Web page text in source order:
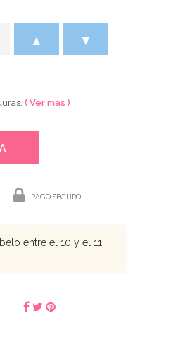
▲ ▼
( Ver más )
PAGO SEGURO
entre el 10 y el 11